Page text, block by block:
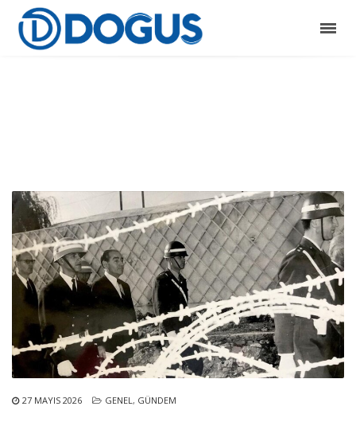
27 MAYIS 2026 GENEL, GÜNDEM